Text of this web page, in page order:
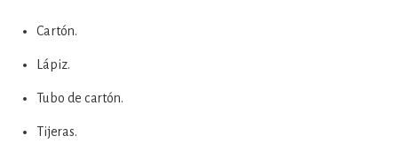
Cartón.
Lápiz.
Tubo de cartón.
Tijeras.